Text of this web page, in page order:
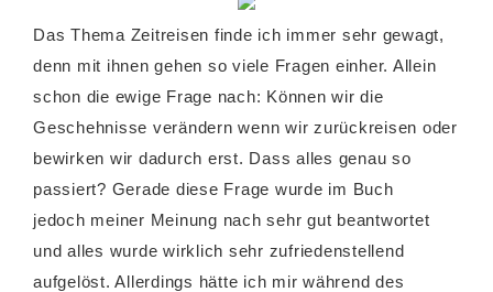
Das Thema Zeitreisen finde ich immer sehr gewagt,
denn mit ihnen gehen so viele Fragen einher. Allein
schon die ewige Frage nach: Können wir die
Geschehnisse verändern wenn wir zurückreisen oder
bewirken wir dadurch erst. Dass alles genau so
passiert? Gerade diese Frage wurde im Buch
jedoch meiner Meinung nach sehr gut beantwortet
und alles wurde wirklich sehr zufriedenstellend
aufgelöst. Allerdings hätte ich mir während des